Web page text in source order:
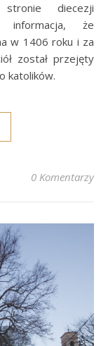
diecezji
informacja, że
w 1406 roku i za
został przejęty
katolików.
0 Komentarzy